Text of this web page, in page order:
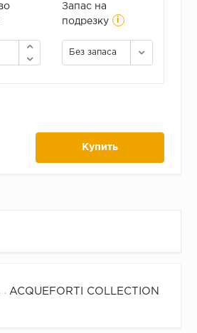
Запас на
подрезку
i
Без запаса
Купить
ACQUEFORTI COLLECTION